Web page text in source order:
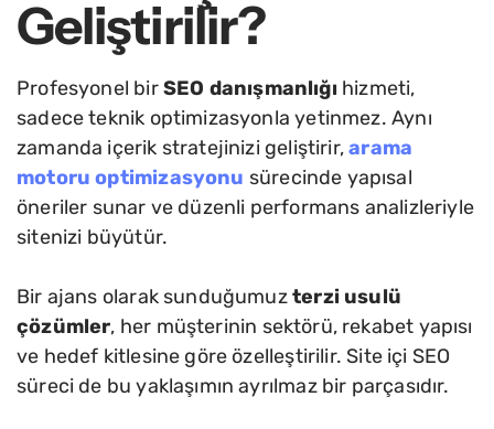
Geliştirilir?
Profesyonel birSEO danışmanlığı hizmeti,
sadece teknik optimizasyonla yetinmez. Aynı
zamanda içerik stratejinizi geliştirir,arama
motoru optimizasyonu sürecinde yapısal
öneriler sunar ve düzenli performans analizleriyle
sitenizi büyütür.
Bir ajans olarak sunduğumuzterzi usulü
çözümler, her müşterinin sektörü, rekabet yapısı
ve hedef kitlesine göre özelleştirilir. Site içi SEO
süreci de bu yaklaşımın ayrılmaz bir parçasıdır.